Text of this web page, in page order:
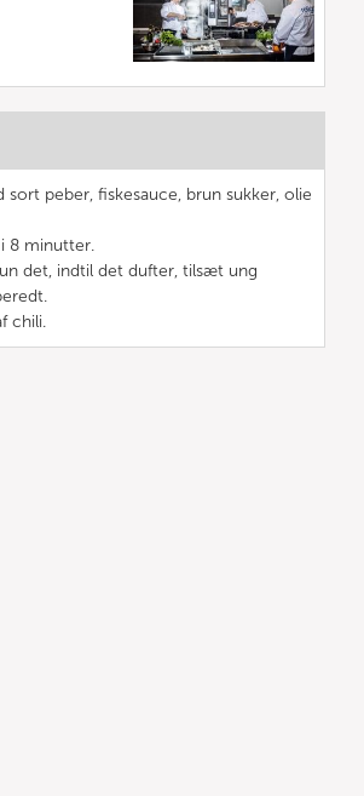
peber, fiskesauce, brun sukker, olie
8 minutter.
det, indtil det dufter, tilsæt ung
chili.